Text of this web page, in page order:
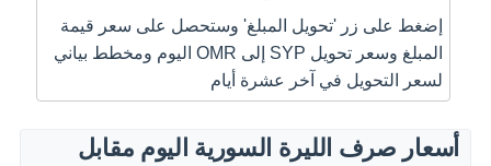
إضغط على زر 'تحويل المبلغ' وستحصل على سعر قيمة
المبلغ وسعر تحويل SYP إلى OMR اليوم ومخطط بياني
لسعر التحويل في آخر عشرة أيام
أسعار صرف الليرة السورية اليوم مقابل